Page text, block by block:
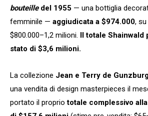
bouteilledel 1955 — una bottiglia
femminile — aggiudicata a $974.000,
$800.000–1,2 milioni.
Il totale
stato di $3,6 milioni.
La collezione Jean e Terry de
una vendita di design masterpieces il
portato il proprio totale complessivo